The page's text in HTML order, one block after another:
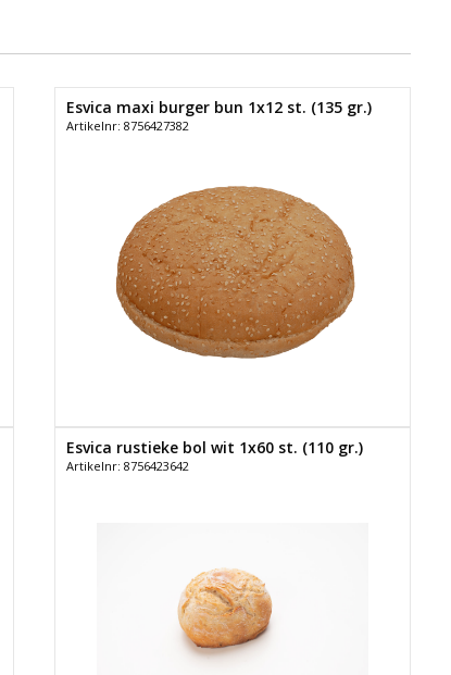
Esvica maxi burger bun 1x12 st. (135 gr.)
Artikelnr: 8756427382
Esvica rustieke bol wit 1x60 st. (110 gr.)
Artikelnr: 8756423642